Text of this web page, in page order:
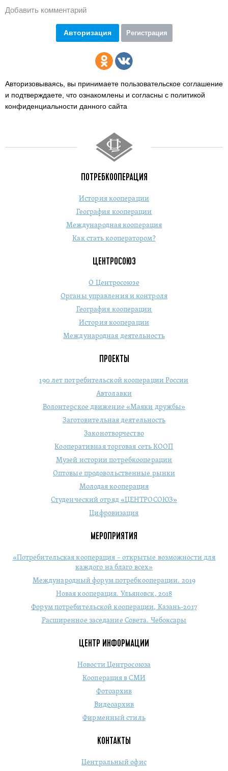
Добавить комментарий
Авторизация Регистрация
Авторизовываясь, вы принимаете пользовательское соглашение
и подтверждаете, что ознакомлены и согласны с политикой
конфиденциальности данного сайта
ПОТРЕБКООПЕРАЦИЯ
История кооперации
География кооперации
Международная кооперация
Как стать кооператором?
ЦЕНТРОСОЮЗ
О Центросоюзе
Органы управления и контроля
География кооперации
История кооперации
Международная деятельность
ПРОЕКТЫ
190 лет потребительской кооперации России
Автолавки
Волонтерское движение «Маяки дружбы»
Заготовительная деятельность
Законотворчество
Кооперативная торговая сеть КООП
Музей истории потребкооперации
Оптовые продовольственные рынки
Молодая кооперация
Студенческий отряд «ЦЕНТРОСОЮЗ»
Цифровизация
МЕРОПРИЯТИЯ
«Потребительская кооперация – открытые возможности для
каждого на благо всех»
Международный форум потребкооперации. 2019
Новая кооперация. Ульяновск, 2018
Форум потребительской кооперации, Казань-2017
Расширенное заседание Совета. Чебоксары
ЦЕНТР ИНФОРМАЦИИ
Новости Центросоюза
Кооперация в СМИ
Фотоархив
Видеоархив
Фирменный стиль
КОНТАКТЫ
Центральный офис